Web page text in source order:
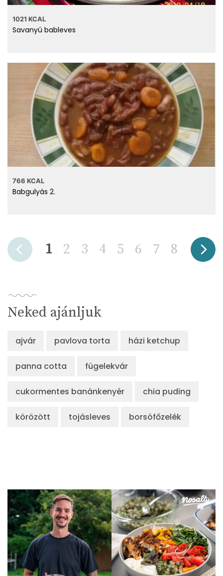
1021 KCAL
Savanyú bableves
766 KCAL
Babgulyás 2.
1 2 3 4 5 6 7 8
Neked ajánljuk
ajvár pavlova torta házi ketchup
panna cotta fügelekvár
cukormentes banánkenyér chia puding
körözött tojásleves borsófőzelék